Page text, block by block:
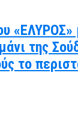
της
το